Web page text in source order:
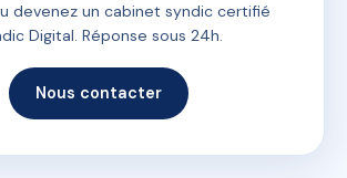
devenez un cabinet syndic certifié
Digital. Réponse sous 24h.
Nous contacter